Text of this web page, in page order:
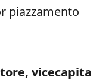
piazzamento
vicecapita